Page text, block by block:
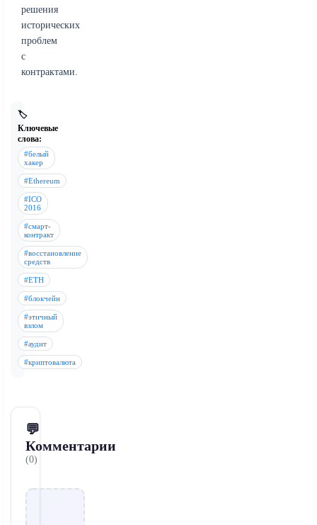
решения
исторических
проблем
с
контрактами.
🏷️
Ключевые
слова:
#белый
хакер
#Ethereum
#ICO
2016
#смарт-
контракт
#восстановление
средств
#ETH
#блокчейн
#этичный
взлом
#аудит
#криптовалюта
💬
Комментарии
(0)